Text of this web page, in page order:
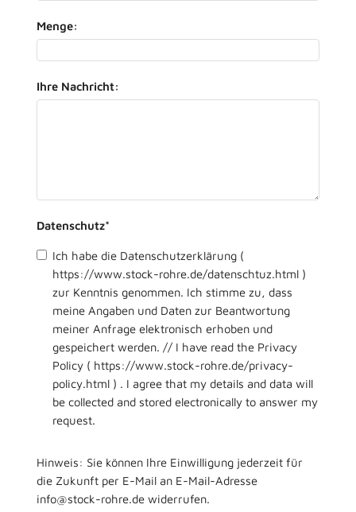
Menge:
Ihre Nachricht:
Datenschutz*
Ich habe die Datenschutzerklärung (
https://www.stock-rohre.de/datenschtuz.html )
zur Kenntnis genommen. Ich stimme zu, dass
meine Angaben und Daten zur Beantwortung
meiner Anfrage elektronisch erhoben und
gespeichert werden. // I have read the Privacy
Policy ( https://www.stock-rohre.de/privacy-
policy.html ) . I agree that my details and data will
be collected and stored electronically to answer my
request.
Hinweis: Sie können Ihre Einwilligung jederzeit für
die Zukunft per E-Mail an E-Mail-Adresse
info@stock-rohre.de widerrufen.